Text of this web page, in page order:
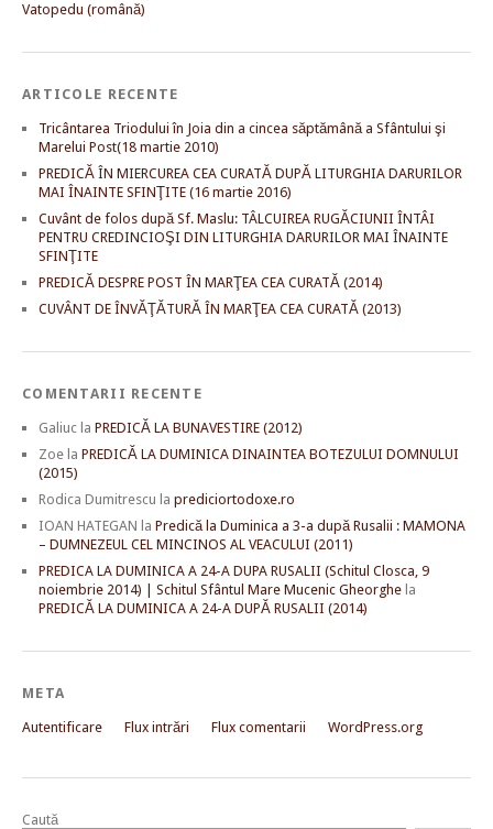
Vatopedu (română)
ARTICOLE RECENTE
Tricântarea Triodului în Joia din a cincea săptămână a Sfântului şi
Marelui Post(18 martie 2010)
PREDICĂ ÎN MIERCUREA CEA CURATĂ DUPĂ LITURGHIA DARURILOR
MAI ÎNAINTE SFINŢITE (16 martie 2016)
Cuvânt de folos după Sf. Maslu: TÂLCUIREA RUGĂCIUNII ÎNTÂI
PENTRU CREDINCIOŞI DIN LITURGHIA DARURILOR MAI ÎNAINTE
SFINŢITE
PREDICĂ DESPRE POST ÎN MARŢEA CEA CURATĂ (2014)
CUVÂNT DE ÎNVĂŢĂTURĂ ÎN MARŢEA CEA CURATĂ (2013)
COMENTARII RECENTE
Galiuc la PREDICĂ LA BUNAVESTIRE (2012)
Zoe la PREDICĂ LA DUMINICA DINAINTEA BOTEZULUI DOMNULUI
(2015)
Rodica Dumitrescu la prediciortodoxe.ro
IOAN HATEGAN la Predică la Duminica a 3-a după Rusalii : MAMONA
– DUMNEZEUL CEL MINCINOS AL VEACULUI (2011)
PREDICA LA DUMINICA A 24-A DUPA RUSALII (Schitul Closca, 9
noiembrie 2014) | Schitul Sfântul Mare Mucenic Gheorghe la
PREDICĂ LA DUMINICA A 24-A DUPĂ RUSALII (2014)
META
Autentificare Flux intrări Flux comentarii WordPress.org
Caută